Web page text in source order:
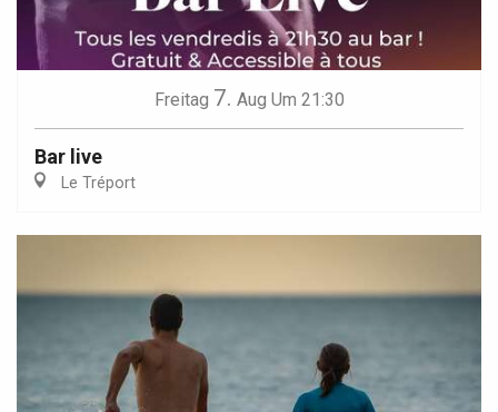
Freitag 7. Aug Um 21:30
Bar live
Le Tréport